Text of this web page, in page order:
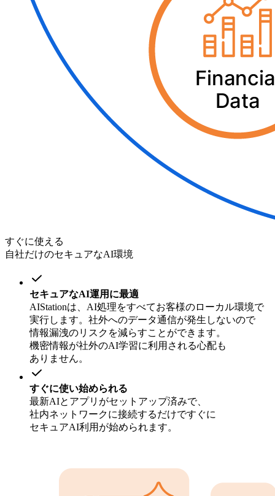
すぐに使える
自社だけのセキュアなAI環境
セキュアなAI運用に最適
AIStationは、 AI処理をすべてお客様のローカル環境で
実行します。 社外へのデータ通信が発生しないので
情報漏洩のリスクを減らすことができます。
機密情報が社外のAI学習に利用される心配も
ありません。
すぐに使い始められる
最新AIと アプリがセットアップ済みで、
社内ネットワークに接続するだけですぐに
セキュアAI利用が始められます。